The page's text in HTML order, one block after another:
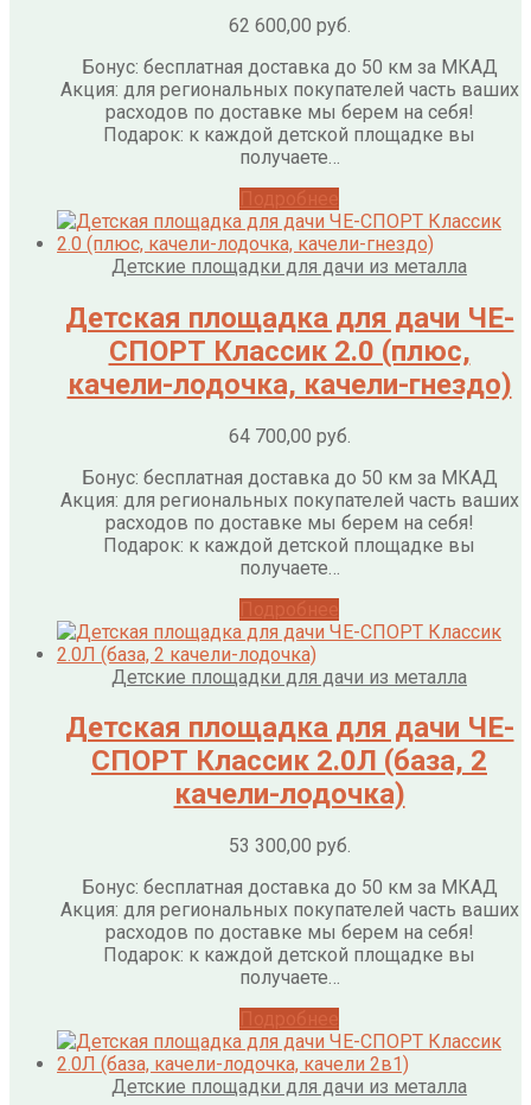
62 600,00 руб.
Бонус: бесплатная доставка до 50 км за МКАД
Акция: для региональных покупателей часть ваших
расходов по доставке мы берем на себя!
Подарок: к каждой детской площадке вы
получаете…
Детские площадки для дачи из металла
Детская площадка для дачи ЧЕ-
СПОРТ Классик 2.0 (плюс,
качели-лодочка, качели-гнездо)
64 700,00 руб.
Бонус: бесплатная доставка до 50 км за МКАД
Акция: для региональных покупателей часть ваших
расходов по доставке мы берем на себя!
Подарок: к каждой детской площадке вы
получаете…
Детские площадки для дачи из металла
Детская площадка для дачи ЧЕ-
СПОРТ Классик 2.0Л (база, 2
качели-лодочка)
53 300,00 руб.
Бонус: бесплатная доставка до 50 км за МКАД
Акция: для региональных покупателей часть ваших
расходов по доставке мы берем на себя!
Подарок: к каждой детской площадке вы
получаете…
Детские площадки для дачи из металла